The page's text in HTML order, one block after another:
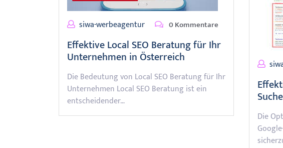
siwa-werbeagentur 0 Kommentare
Effektive Local SEO Beratung für Ihr
Unternehmen in Österreich
Die Bedeutung von Local SEO Beratung für Ihr
Unternehmen Local SEO Beratung ist ein
entscheidender…
Die